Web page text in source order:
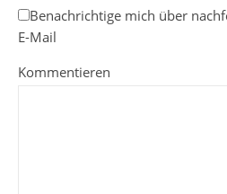
Benachrichtige mich über
E-Mail
Kommentieren